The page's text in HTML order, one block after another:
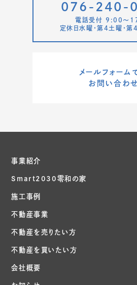
076-240-
電話受付 9:00〜
定休日水曜・第4土曜・第4
メールフォーム
お問い合わせ
事業紹介
Smart2030零和の家
施工事例
不動産事業
不動産を売りたい方
不動産を買いたい方
会社概要